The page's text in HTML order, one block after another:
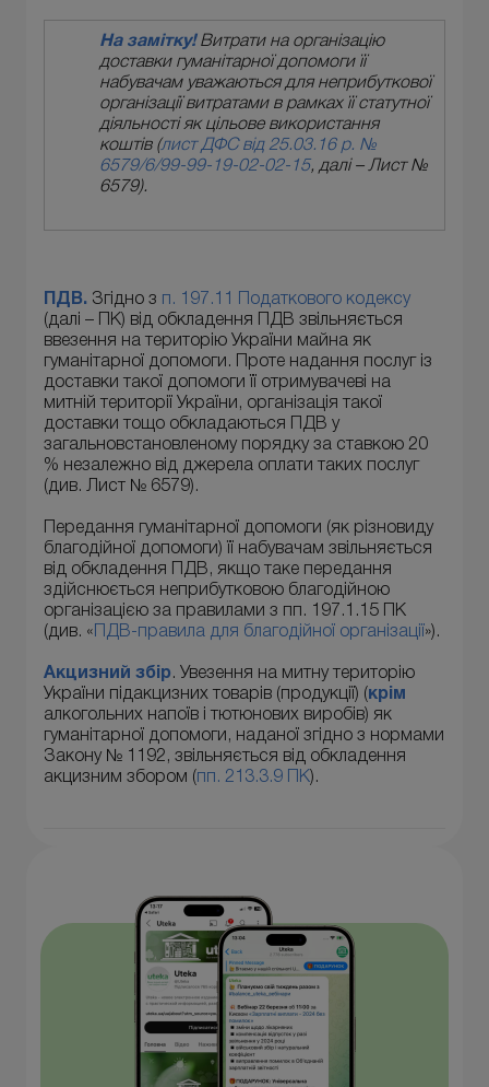
На замітку!Витрати на організацію
доставки гуманітарної допомоги її
набувачам уважаються для неприбуткової
організації витратами в рамках її статутної
діяльності як цільове використання
коштів (лист ДФС від 25.03.16 р. №
6579/6/99-99-19-02-02-15, далі – Лист №
6579).
ПДВ. Згідно з п. 197.11 Податкового кодексу
(далі – ПК) від обкладення ПДВ звільняється
ввезення на територію України майна як
гуманітарної допомоги. Проте надання послуг із
доставки такої допомоги її отримувачеві на
митній території України, організація такої
доставки тощо обкладаються ПДВ у
загальновстановленому порядку за ставкою 20
% незалежно від джерела оплати таких послуг
(див. Лист № 6579).
Передання гуманітарної допомоги (як різновиду
благодійної допомоги) її набувачам звільняється
від обкладення ПДВ, якщо таке передання
здійснюється неприбутковою благодійною
організацією за правилами з пп. 197.1.15 ПК
(див. « ПДВ-правила для благодійної організації »).
Акцизний збір . Увезення на митну територію
України підакцизних товарів (продукції) ( крім
алкогольних напоїв і тютюнових виробів) як
гуманітарної допомоги, наданої згідно з нормами
Закону № 1192, звільняється від обкладення
акцизним збором ( пп. 213.3.9 ПК).